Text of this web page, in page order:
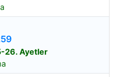
26. Ayetler